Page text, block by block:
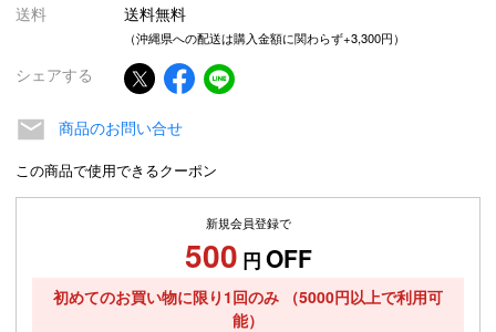
送料 送料無料
（沖縄県への配送は購入金額に関わらず+3,300円）
シェアする
商品のお問い合せ
この商品で使用できるクーポン
新規会員登録で
500 円 OFF
初めてのお買い物に限り1回のみ
（5000円以上で利用可
能）